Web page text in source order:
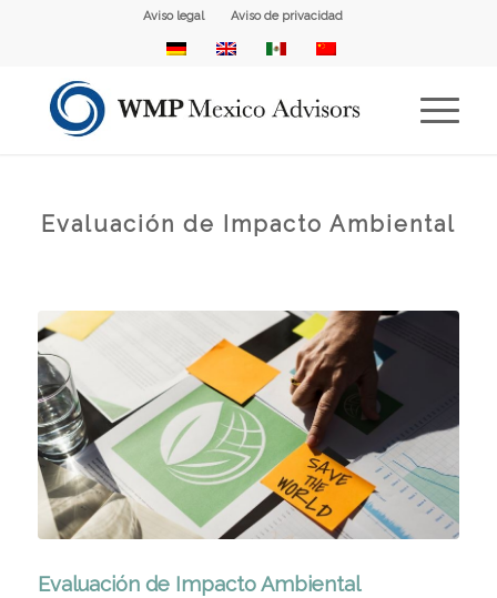
Aviso legal Aviso de privacidad
Evaluación de Impacto Ambiental
Evaluación de Impacto Ambiental